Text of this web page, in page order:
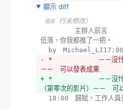
顯示 diff
（60 行未修改）
低落，你我都推了一把。
  by　Michael_LI17:00
- *　　　　　　　－－沒
－－　可以發表成果
+ *　　　　　　　－－沒
（第零次的影片）－－　可
18:00　歸賦，工作人員